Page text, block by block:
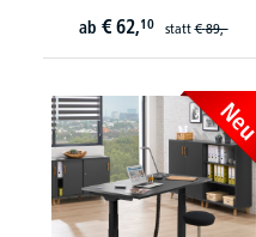
ab € 62,10 statt€ 89,-
Neu